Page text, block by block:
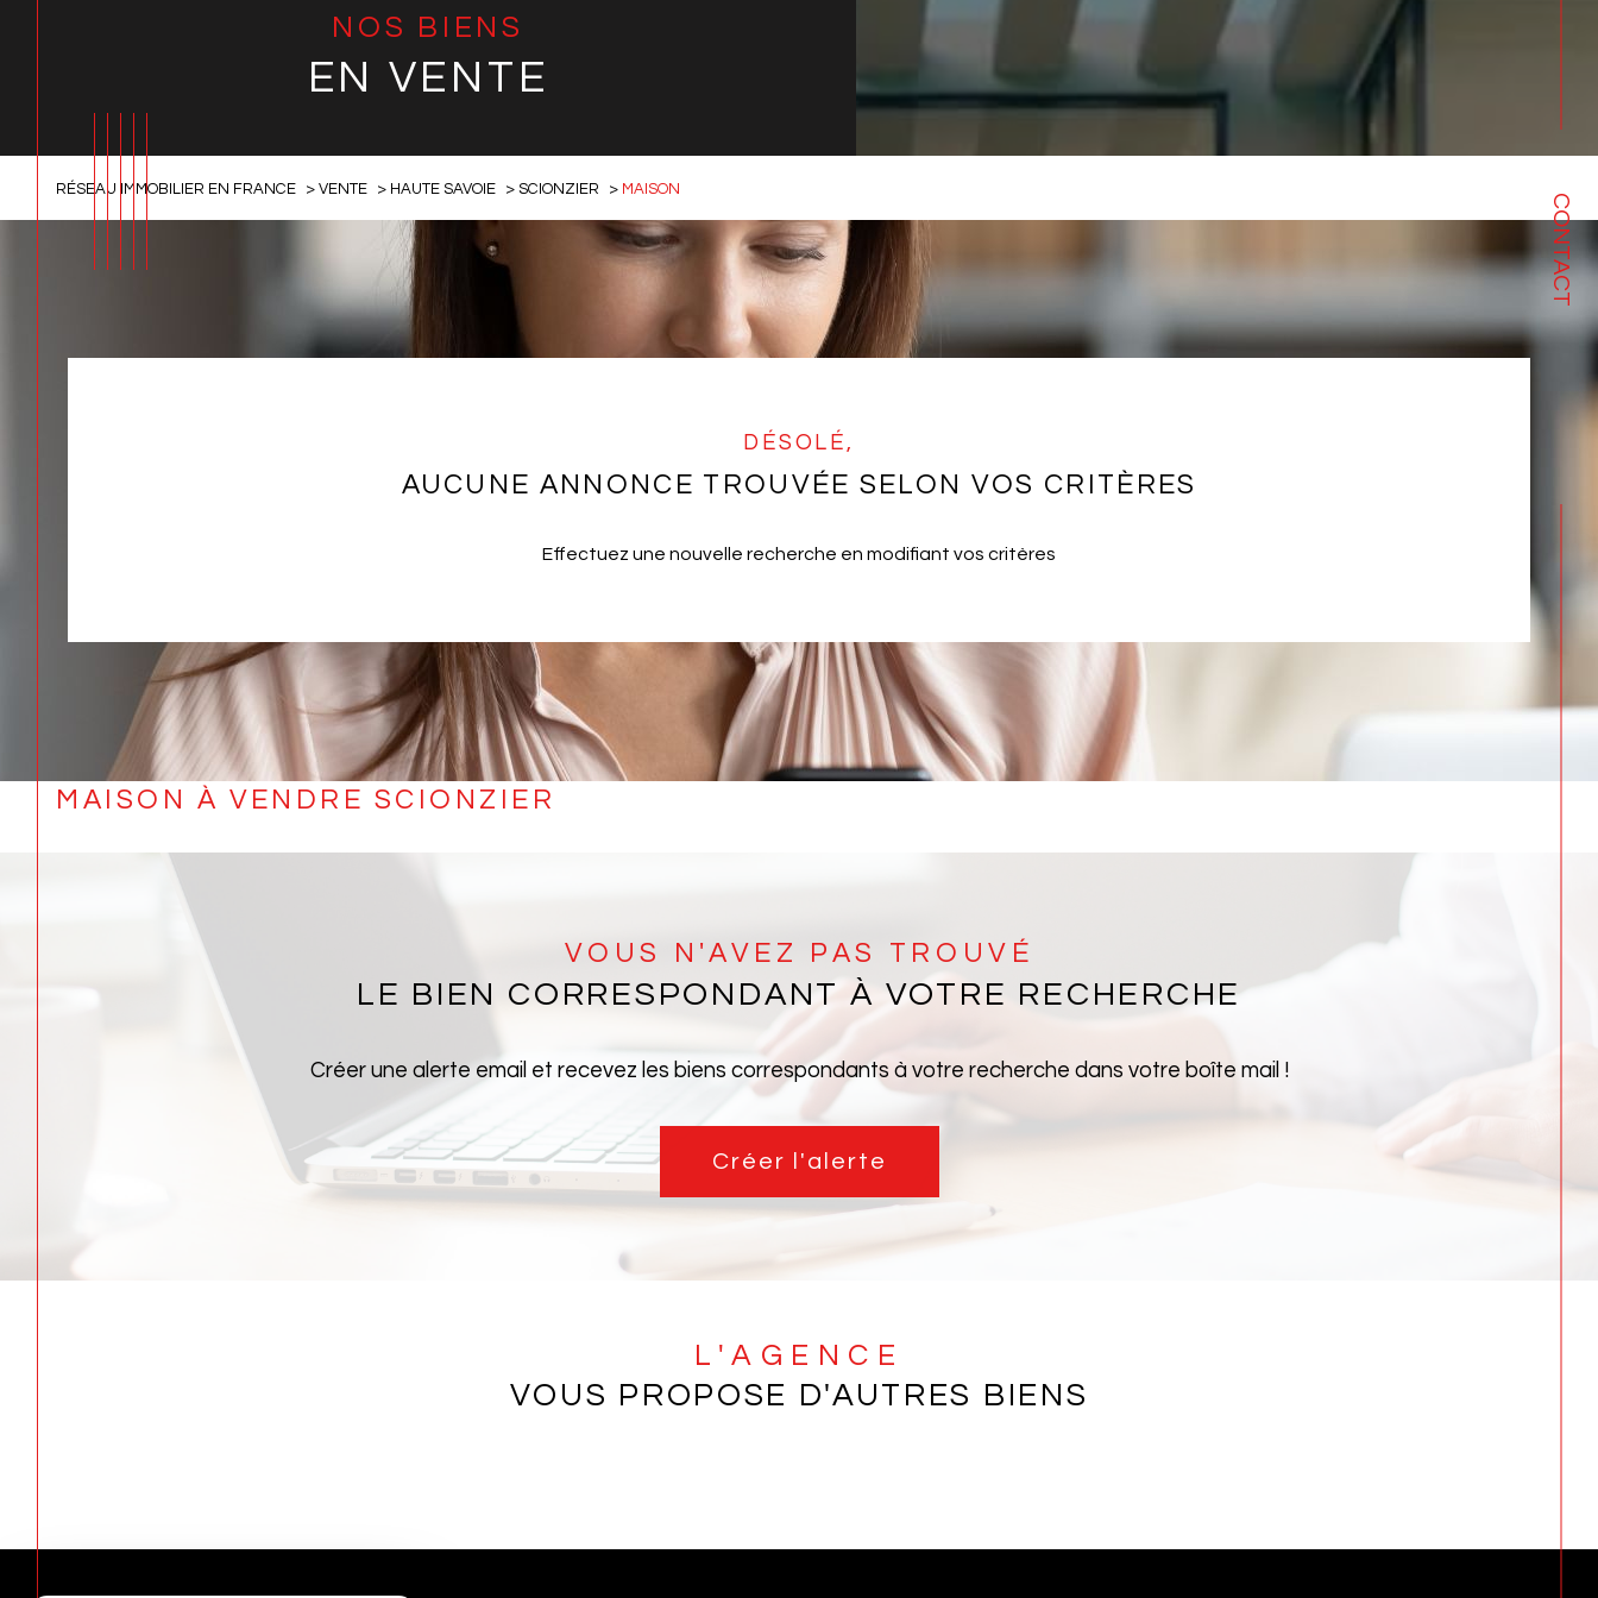
CONTACT
NOS BIENS
EN VENTE
RÉSEAU IMMOBILIER EN FRANCE VENTE HAUTE SAVOIE SCIONZIER MAISON
DÉSOLÉ,
AUCUNE ANNONCE TROUVÉE SELON VOS CRITÈRES
Effectuez une nouvelle recherche en modifiant vos critères
MAISON À VENDRE SCIONZIER
VOUS N'AVEZ PAS TROUVÉ
LE BIEN CORRESPONDANT À VOTRE RECHERCHE
Créer une alerte email et recevez les biens correspondants à votre recherche dans votre boîte mail !
Créer l'alerte
L'AGENCE
VOUS PROPOSE D'AUTRES BIENS